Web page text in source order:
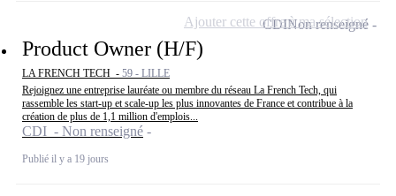
Product Owner (H/F)
LA FRENCH TECH - 59 - LILLE
Rejoignez une entreprise lauréate ou membre du réseau La French Tech, qui
rassemble les start-up et scale-up les plus innovantes de France et contribue à la
création de plus de 1,1 million d'emplois...
CDI - Non renseigné
Publié il y a 19 jours
CDINon renseigné
Ajouter cette offre à ma sélection